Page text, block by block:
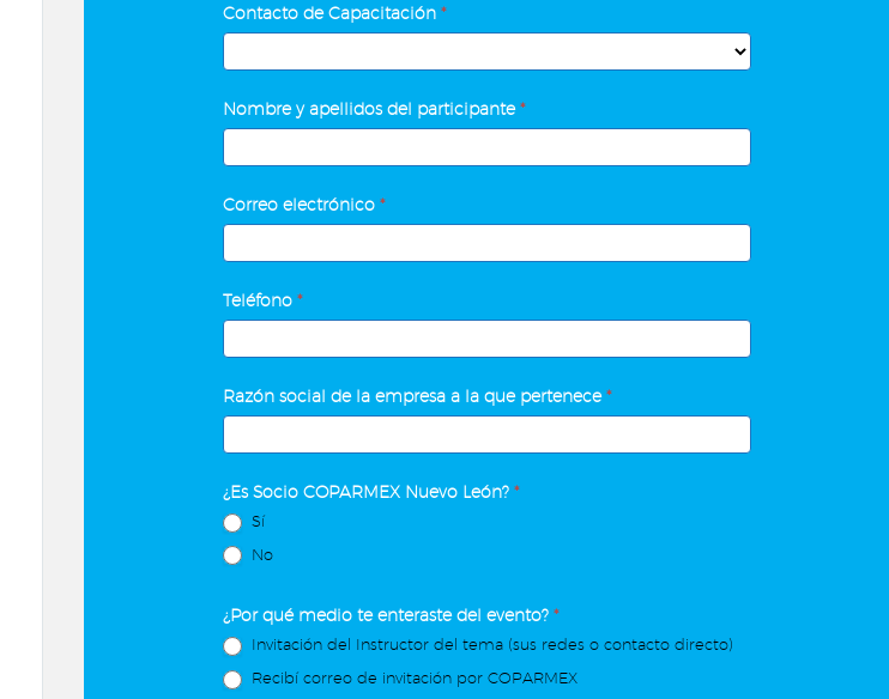
Excel
Avanzado
y
Macros
Contacto de Capacitación *
de
Nombre y apellidos del participante*
Correo electrónico *
Teléfono *
Razón social de la empresa a la que pertenece*
¿Es Socio COPARMEX Nuevo León? *
Sí
No
¿Por qué medio te enteraste del evento? *
Invitación del Instructor del tema (sus redes o contacto directo)
Recibí correo de invitación por COPARMEX